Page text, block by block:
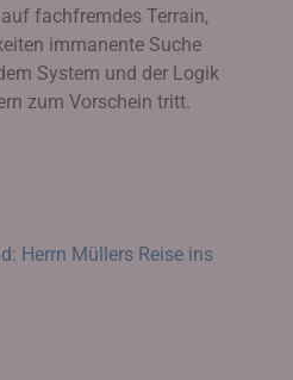
fachfremdes Terrain,
immanente Suche
System und der Logik
zum Vorschein tritt.
Herrn Müllers Reise ins